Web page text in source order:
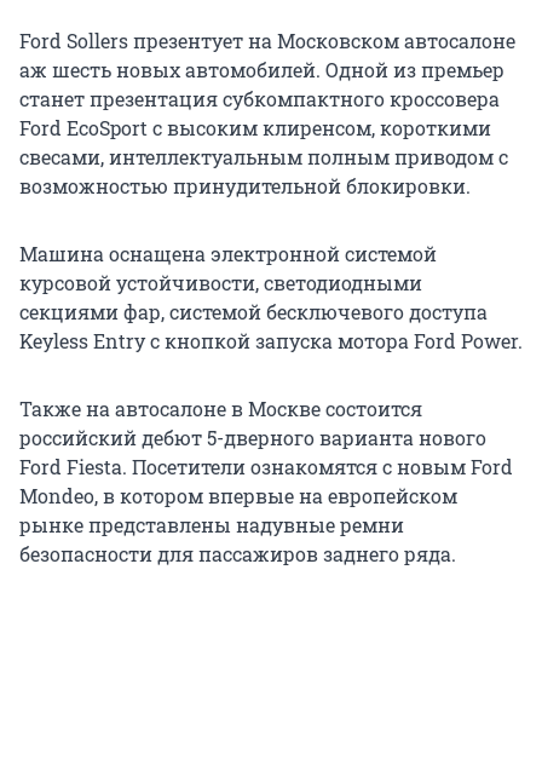
Ford Sollers презентует на Московском автосалоне
аж шесть новых автомобилей. Одной из премьер
станет презентация субкомпактного кроссовера
Ford EcoSport с высоким клиренсом, короткими
свесами, интеллектуальным полным приводом с
возможностью принудительной блокировки.
Машина оснащена электронной системой
курсовой устойчивости, светодиодными
секциями фар, системой бесключевого доступа
Keyless Entry с кнопкой запуска мотора Ford Power.
Также на автосалоне в Москве состоится
российский дебют 5-дверного варианта нового
Ford Fiesta. Посетители ознакомятся с новым Ford
Mondeo, в котором впервые на европейском
рынке представлены надувные ремни
безопасности для пассажиров заднего ряда.